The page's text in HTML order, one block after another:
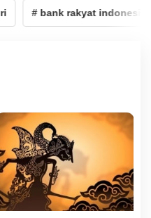
# bank rakyat indonesia